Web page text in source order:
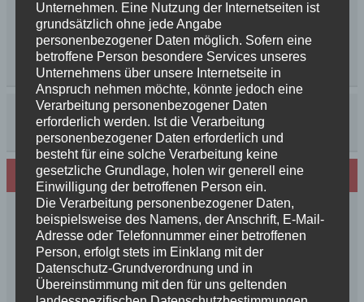
Neues von den Turmschurken
Frohe Weihnachten 2025 unseren
Schurkenfamilien und Freunden
Herzlichen Glückwunsch zum 4. Geburtstag
Unsere Feenkinder haben alle verzaubert
News++News++News++Unsere Feenkinder sind
Unternehmen. Eine Nutzung der Internetseiten ist
grundsätzlich ohne jede Angabe
personenbezogener Daten möglich. Sofern eine
betroffene Person besondere Services unseres
Unternehmens über unsere Internetseite in
Anspruch nehmen möchte, könnte jedoch eine
Verarbeitung personenbezogener Daten
erforderlich werden. Ist die Verarbeitung
personenbezogener Daten erforderlich und
besteht für eine solche Verarbeitung keine
gesetzliche Grundlage, holen wir generell eine
Einwilligung der betroffenen Person ein.
Die Verarbeitung personenbezogener Daten,
beispielsweise des Namens, der Anschrift, E-Mail-
Adresse oder Telefonnummer einer betroffenen
Person, erfolgt stets im Einklang mit der
Datenschutz-Grundverordnung und in
Übereinstimmung mit den für uns geltenden